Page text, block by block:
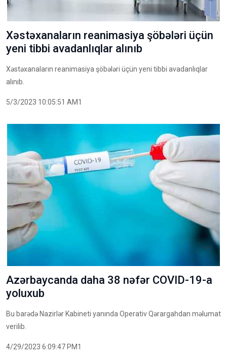
Xəstəxanaların reanimasiya şöbələri üçün
yeni tibbi avadanlıqlar alınıb
Xəstəxanaların reanimasiya şöbələri üçün yeni tibbi avadanlıqlar
alınıb.
5/3/2023 10:05:51 AM1
Azərbaycanda daha 38 nəfər COVID-19-a
yoluxub
Bu barədə Nazirlər Kabineti yanında Operativ Qərargahdan məlumat
verilib.
4/29/2023 6:09:47 PM1